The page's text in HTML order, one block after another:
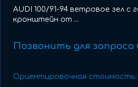
AUDI 100/91-94 ветровое зел с
кронштейн от ...
Позвонить для запроса
Ориентировочная стоимость: